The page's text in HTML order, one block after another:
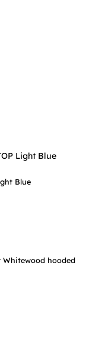
Blue
Whitewood hooded